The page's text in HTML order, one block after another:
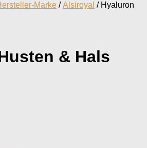
Marke /Alsiroyal / Hyaluron
& Hals